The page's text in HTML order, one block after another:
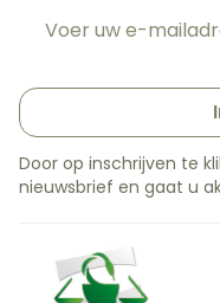
Door op inschrijven te
nieuwsbrief en gaat u